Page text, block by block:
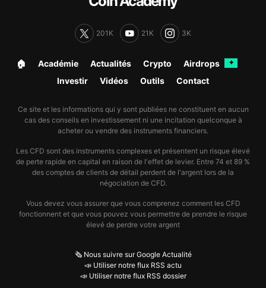
201K 21K 3K
🏠︎ Académie Actualités Crypto Airdrops ✦
Investir Vidéos Outils Contact
Ce site et les informations qui y sont publiées ne constituent en aucun
cas des conseils en investissement ni une incitation quelconque à
acheter ou vendre des instruments financiers.
Les CFD sont des instruments complexes et présentent un risque élevé
de perte rapide en capital en raison de l'effet de levier. Entre 74 et 89 %
des comptes de clients de détail perdent de l'argent lors de la
négociation de CFD.
Vous devez vous assurer que vous comprenez comment les CFD
fonctionnent et que vous pouvez vous permettre de prendre le risque
élevé de perdre votre argent
🗞️ Nous suivre sur Google Actualité
📣 Utiliser notre flux RSS actu
📣 Utiliser notre flux RSS dossier